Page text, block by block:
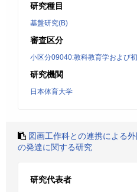
研究種目
基盤研究(B)
審査区分
小区分09040:教科教育学および
研究機関
日本体育大学
図画工作科との連携による
の発達に関する研究
研究代表者